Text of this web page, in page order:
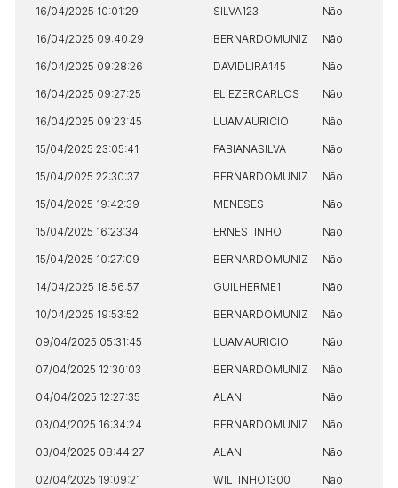
16/04/2025 10:01:29 SILVA123 Não
16/04/2025 09:40:29 BERNARDOMUNIZ Não
16/04/2025 09:28:26 DAVIDLIRA145 Não
16/04/2025 09:27:25 ELIEZERCARLOS Não
16/04/2025 09:23:45 LUAMAURICIO Não
15/04/2025 23:05:41 FABIANASILVA Não
15/04/2025 22:30:37 BERNARDOMUNIZ Não
15/04/2025 19:42:39 MENESES Não
15/04/2025 16:23:34 ERNESTINHO Não
15/04/2025 10:27:09 BERNARDOMUNIZ Não
14/04/2025 18:56:57 GUILHERME1 Não
10/04/2025 19:53:52 BERNARDOMUNIZ Não
09/04/2025 05:31:45 LUAMAURICIO Não
07/04/2025 12:30:03 BERNARDOMUNIZ Não
04/04/2025 12:27:35 ALAN Não
03/04/2025 16:34:24 BERNARDOMUNIZ Não
03/04/2025 08:44:27 ALAN Não
02/04/2025 19:09:21 WILTINHO1300 Não